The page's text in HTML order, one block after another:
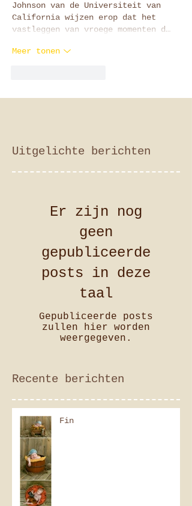
Johnson van de Universiteit van
California wijzen erop dat het
vastleggen van vroege momenten d…
Meer tonen
Uitgelichte berichten
Er zijn nog
geen
gepubliceerde
posts in deze
taal
Gepubliceerde posts
zullen hier worden
weergegeven.
Recente berichten
Fin